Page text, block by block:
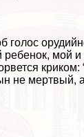
голос
мой и
не мертвый,